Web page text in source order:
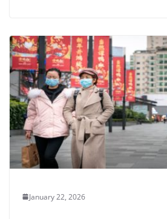
January 22, 2026